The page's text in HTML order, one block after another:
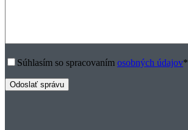
Súhlasím so spracovaním osobných údajov*